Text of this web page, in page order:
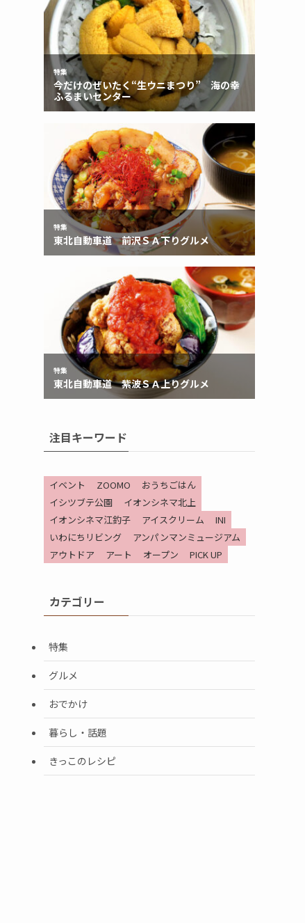
注目キーワード
イベント ZOOMO
おうちごはん
イシツブテ公園
イオンシネマ北上
イオンシネマ江釣子
アイスクリーム
INI
いわにちリビング
アンパンマンミュージアム
アウトドア
アート オープン PICK UP
カテゴリー
特集
グルメ
おでかけ
暮らし・話題
きっこのレシピ